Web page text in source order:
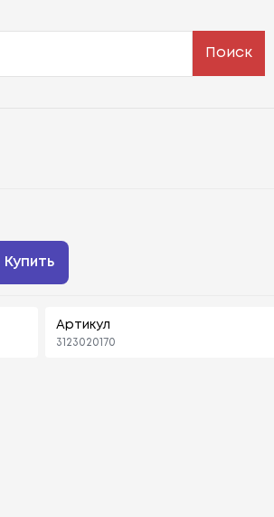
Поиск
Купить
Артикул
3123020170